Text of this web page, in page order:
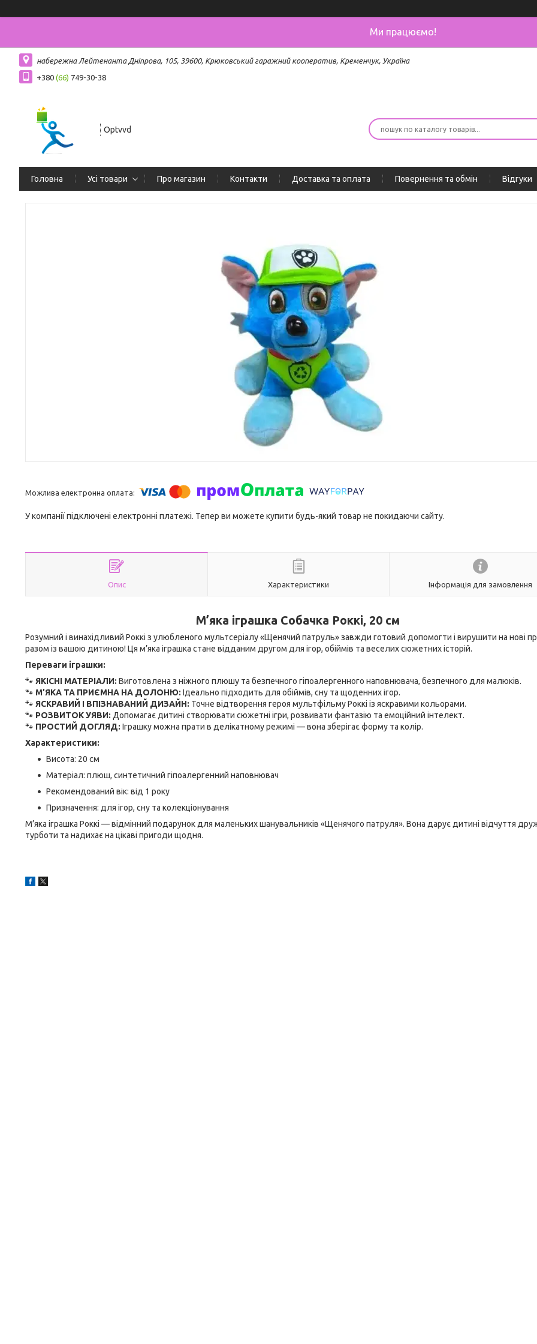
Ми працюємо!
набережна Лейтенанта Дніпрова, 105, 39600, Крюковський гаражний кооператив, Кременчук, Україна
+380 (66) 749-30-38
Optvvd
Головна Усі товари Про магазин Контакти Доставка та оплата Повернення та обмін Відгуки
У компанії підключені електронні платежі. Тепер ви можете купити будь-який товар не покидаючи сайту.
Опис Характеристики Інформація для замовлення
М’яка іграшка Собачка Роккі, 20 см
Розумний і винахідливий Роккі з улюбленого мультсеріалу «Щенячий патруль» завжди готовий допомогти і вирушити на нові
разом із вашою дитиною! Ця м’яка іграшка стане відданим другом для ігор, обіймів та веселих сюжетних історій.
Переваги іграшки:
🐾 ЯКІСНІ МАТЕРІАЛИ: Виготовлена з ніжного плюшу та безпечного гіпоалергенного наповнювача, безпечного для малюків.
🐾 М’ЯКА ТА ПРИЄМНА НА ДОЛОНЮ: Ідеально підходить для обіймів, сну та щоденних ігор.
🐾 ЯСКРАВИЙ І ВПІЗНАВАНИЙ ДИЗАЙН: Точне відтворення героя мультфільму Роккі із яскравими кольорами.
🐾 РОЗВИТОК УЯВИ: Допомагає дитині створювати сюжетні ігри, розвивати фантазію та емоційний інтелект.
🐾 ПРОСТИЙ ДОГЛЯД: Іграшку можна прати в делікатному режимі — вона зберігає форму та колір.
Характеристики:
Висота: 20 см
Матеріал: плюш, синтетичний гіпоалергенний наповнювач
Рекомендований вік: від 1 року
Призначення: для ігор, сну та колекціонування
М’яка іграшка Роккі — відмінний подарунок для маленьких шанувальників «Щенячого патруля». Вона дарує дитині відчуття
турботи та надихає на цікаві пригоди щодня.